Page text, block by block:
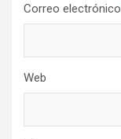
Correo electrónico
Web